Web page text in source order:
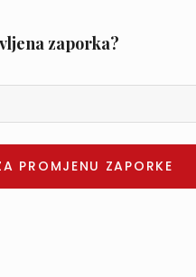
zaporka?